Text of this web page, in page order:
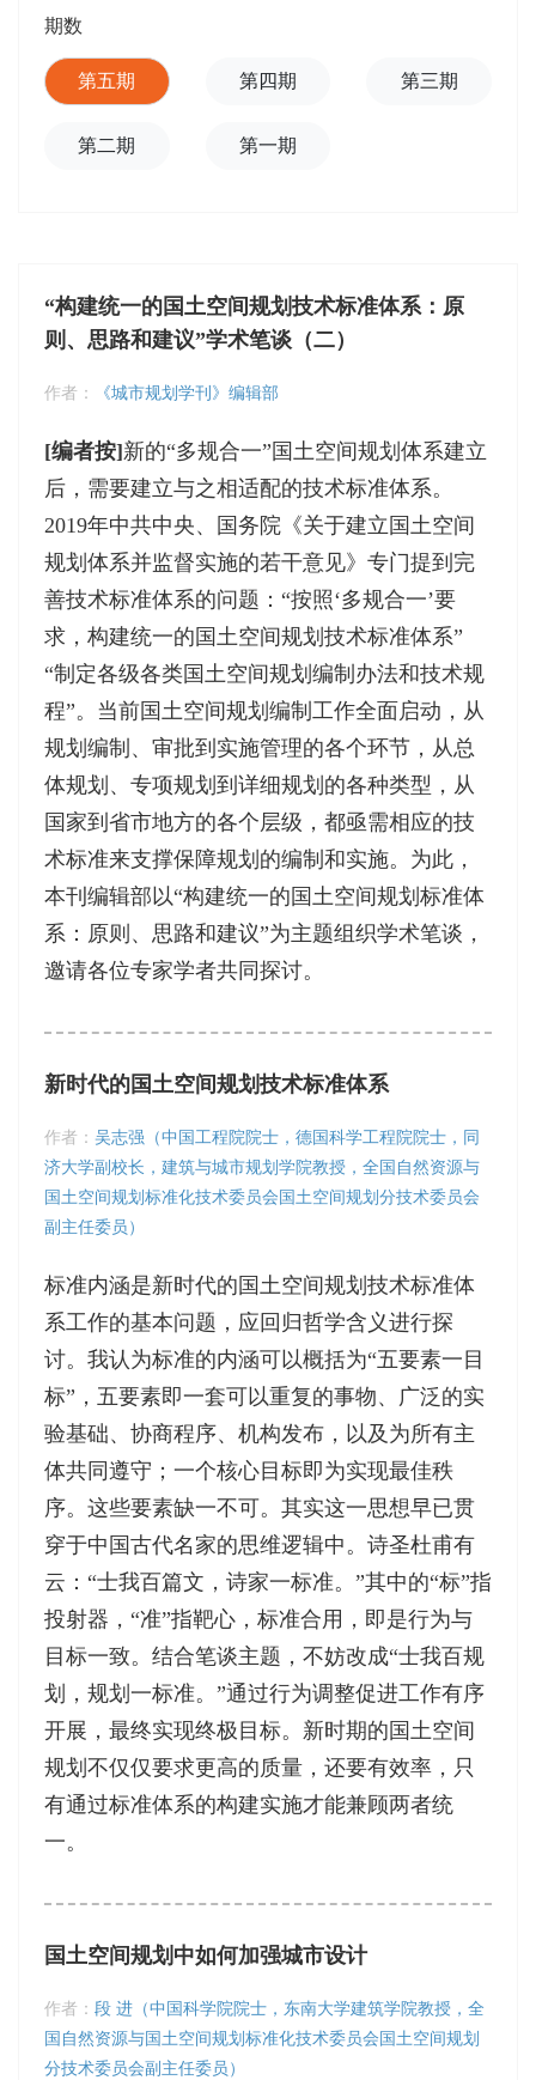
期数
第五期 第四期 第三期
第二期 第一期
“构建统一的国土空间规划技术标准体系：原
则、思路和建议”学术笔谈（二）
作者： 《城市规划学刊》编辑部
[编者按]新的“多规合一”国土空间规划体系建立
后，需要建立与之相适配的技术标准体系。
2019年中共中央、国务院《关于建立国土空间
规划体系并监督实施的若干意见》专门提到完
善技术标准体系的问题：“按照‘多规合一’要
求，构建统一的国土空间规划技术标准体系”
“制定各级各类国土空间规划编制办法和技术规
程”。当前国土空间规划编制工作全面启动，从
规划编制、审批到实施管理的各个环节，从总
体规划、专项规划到详细规划的各种类型，从
国家到省市地方的各个层级，都亟需相应的技
术标准来支撑保障规划的编制和实施。为此，
本刊编辑部以“构建统一的国土空间规划标准体
系：原则、思路和建议”为主题组织学术笔谈，
邀请各位专家学者共同探讨。
新时代的国土空间规划技术标准体系
作者： 吴志强（中国工程院院士，德国科学工程院院士，同
济大学副校长，建筑与城市规划学院教授，全国自然资源与
国土空间规划标准化技术委员会国土空间规划分技术委员会
副主任委员）
标准内涵是新时代的国土空间规划技术标准体
系工作的基本问题，应回归哲学含义进行探
讨。我认为标准的内涵可以概括为“五要素一目
标”，五要素即一套可以重复的事物、广泛的实
验基础、协商程序、机构发布，以及为所有主
体共同遵守；一个核心目标即为实现最佳秩
序。这些要素缺一不可。其实这一思想早已贯
穿于中国古代名家的思维逻辑中。诗圣杜甫有
云：“士我百篇文，诗家一标准。”其中的“标”指
投射器，“准”指靶心，标准合用，即是行为与
目标一致。结合笔谈主题，不妨改成“士我百规
划，规划一标准。”通过行为调整促进工作有序
开展，最终实现终极目标。新时期的国土空间
规划不仅仅要求更高的质量，还要有效率，只
有通过标准体系的构建实施才能兼顾两者统
一。
国土空间规划中如何加强城市设计
作者： 段 进（中国科学院院士，东南大学建筑学院教授，全
国自然资源与国土空间规划标准化技术委员会国土空间规划
分技术委员会副主任委员）